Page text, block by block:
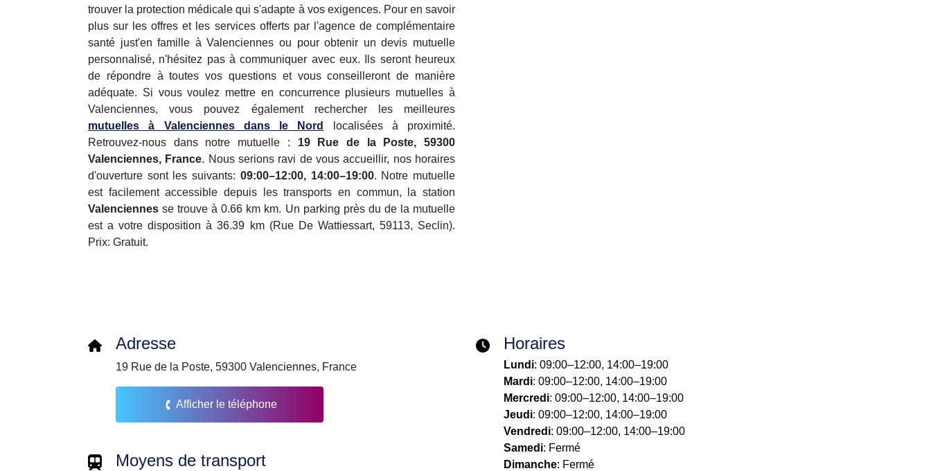
trouver la protection médicale qui s'adapte à vos exigences. Pour en savoir
plus sur les offres et les services offerts par l'agence de complémentaire
santé just'en famille à Valenciennes ou pour obtenir un devis mutuelle
personnalisé, n'hésitez pas à communiquer avec eux. Ils seront heureux
de répondre à toutes vos questions et vous conseilleront de manière
adéquate. Si vous voulez mettre en concurrence plusieurs mutuelles à
Valenciennes, vous pouvez également rechercher les meilleures
mutuelles à Valenciennes dans le Nord
localisées à proximité.
Retrouvez-nous dans notre mutuelle : 19 Rue de la Poste, 59300
Valenciennes, France. Nous serions ravi de vous accueillir, nos horaires
d'ouverture sont les suivants: 09:00–12:00, 14:00–19:00. Notre mutuelle
est facilement accessible depuis les transports en commun, la station
Valenciennes se trouve à 0.66 km km. Un parking près du de la mutuelle
est a votre disposition à 36.39 km (Rue De Wattiessart, 59113, Seclin).
Prix: Gratuit.
Adresse
19 Rue de la Poste, 59300 Valenciennes, France
Afficher le téléphone
Moyens de transport
Horaires
Lundi: 09:00–12:00, 14:00–19:00
Mardi: 09:00–12:00, 14:00–19:00
Mercredi: 09:00–12:00, 14:00–19:00
Jeudi: 09:00–12:00, 14:00–19:00
Vendredi: 09:00–12:00, 14:00–19:00
Samedi: Fermé
Dimanche: Fermé